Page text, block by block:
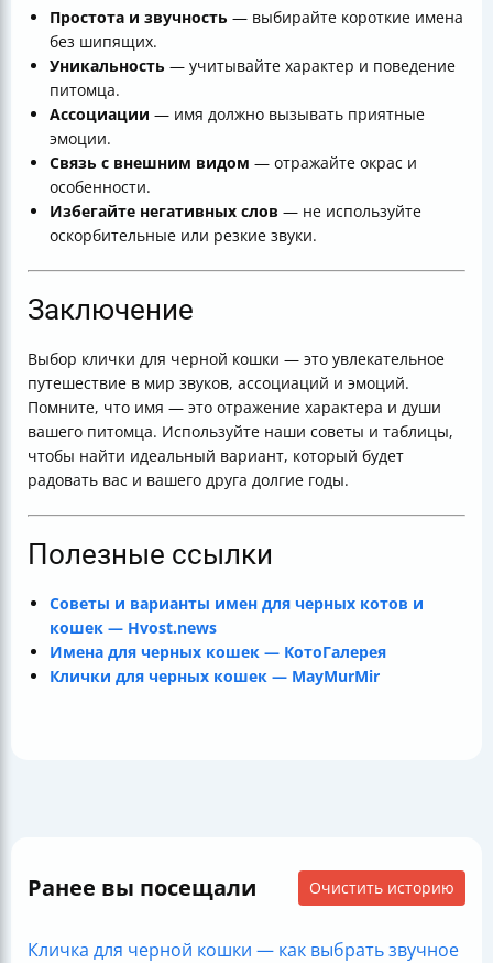
Простота и звучность — выбирайте короткие имена
без шипящих.
Уникальность — учитывайте характер и поведение
питомца.
Ассоциации — имя должно вызывать приятные
эмоции.
Связь с внешним видом — отражайте окрас и
особенности.
Избегайте негативных слов — не используйте
оскорбительные или резкие звуки.
Заключение
Выбор клички для черной кошки — это увлекательное
путешествие в мир звуков, ассоциаций и эмоций.
Помните, что имя — это отражение характера и души
вашего питомца. Используйте наши советы и таблицы,
чтобы найти идеальный вариант, который будет
радовать вас и вашего друга долгие годы.
Полезные ссылки
Советы и варианты имен для черных котов и
кошек — Hvost.news
Имена для черных кошек — КотоГалерея
Клички для черных кошек — MayMurMir
Ранее вы посещали Очистить историю
Кличка для черной кошки — как выбрать звучное